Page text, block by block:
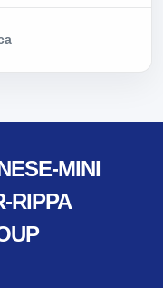
MINI
RIPPA